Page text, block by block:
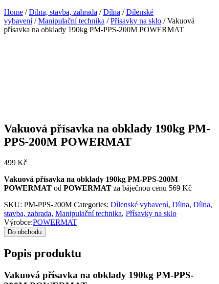
Home /Dílna, stavba, zahrada /Dílna /Dílenské
vybavení/Manipulační technika /Přísavky na sklo / Vakuová
přísavka na obklady 190kg PM-PPS-200M POWERMAT
Vakuová přísavka na obklady 190kg PM-
PPS-200M POWERMAT
499 Kč
Vakuová přísavka na obklady 190kg PM-PPS-200M
POWERMAT od POWERMAT za báječnou cenu 569 Kč
SKU: PM-PPS-200M Categories: Dílenské vybavení, Dílna, Dílna,
stavba, zahrada, Manipulační technika, Přísavky na sklo
Výrobce:POWERMAT
Do obchodu
Popis produktu
Vakuová přísavka na obklady 190kg PM-PPS-